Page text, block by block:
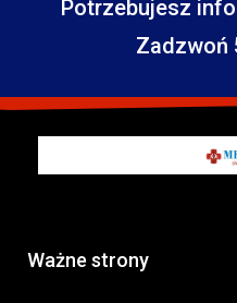
Potrzebujesz
Zadzwoń
Ważne strony